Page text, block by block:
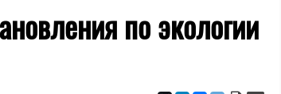
по экологии